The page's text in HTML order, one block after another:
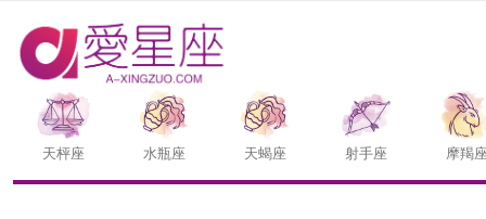
天枰座 水瓶座 天蝎座 射手座 摩羯